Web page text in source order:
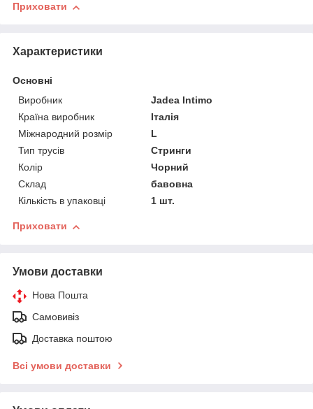
Приховати
Характеристики
Основні
Виробник
Jadea Intimo
Країна виробник
Італія
Міжнародний розмір
L
Тип трусів
Стринги
Колір
Чорний
Склад
бавовна
Кількість в упаковці
1 шт.
Приховати
Умови доставки
Нова Пошта
Самовивіз
Доставка поштою
Всі умови доставки